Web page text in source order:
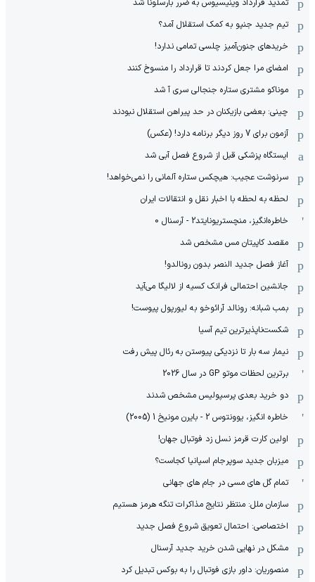
تمدید قرارداد وینیسیوس به ضرر بارسلونا شد
تیم جدید جنپو به کمک استقلال آمد؟
خریدهای جنون‌آمیز چلسی تمامی ندارد!
امضای مرا جعل کردند تا قرارداد را منسوخ کنند
موناکو مشتری ستاره جنجالی سری آ شد
چینی: بعضی بازیکنان در حد پیراهن استقلال نبودند
آزمون برای 7 روز دیگر برنامه دارد! (عکس)
ایستگاه پزشکی قبل از شروع فصل آبی شد
سرنوشت عجیب: هیچکس ستاره آلمانی را نمی‌خواهد!
لحظه به لحظه با اخبار نقل و انتقالات ایران
خاطره‌انگیز، منچستریونایتد2 - آرسنال 0
مقصد کاپیتان مس مشخص شد
آغاز فصل جدید النصر بدون رونالدو!
جانشین احتمالی فرانک کسیه از لالیگا می‌آید
بمب شبانه: رونالد آرائوخو به لیورپول پیوست!
شکست‌ناپذیرترین تیم آسیا
نیمار سه بار تا نزدیکی پیوستن به رئال پیش رفت
برترین لحظات موتو GP در سال 2026
دو خرید بعدی پرسپولیس مشخص شدند
خاطره انگیز، یوونتوس 2 - بایرن مونیخ 1 (2005)
اولین کارت قرمز نسل زد فوتبال جهان!
میزبان جدید سوپرجام اسپانیا کجاست؟
تمام گل های مسی در جام های جهانی
سازمان ملل: منتظر نتایج مذاکرات تنگه هرمز هستیم
اختصاصی: احتمال تعویق شروع فصل جدید
مشکل در نهایی شدن خرید جدید آرسنال
منصوریان: داور بازی فوتبال را به بوکس تبدیل کرد